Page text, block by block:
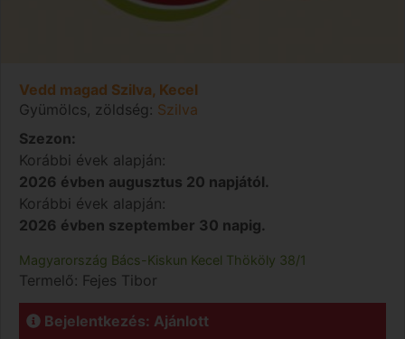
Vedd magad Szilva, Kecel
Gyümölcs, zöldség: Szilva
Szezon:
Korábbi évek alapján:
2026 évben augusztus 20 napjától.
Korábbi évek alapján:
2026 évben szeptember 30 napig.
Magyarország Bács-Kiskun Kecel Thököly 38/1
Termelő: Fejes Tibor
Bejelentkezés: Ajánlott